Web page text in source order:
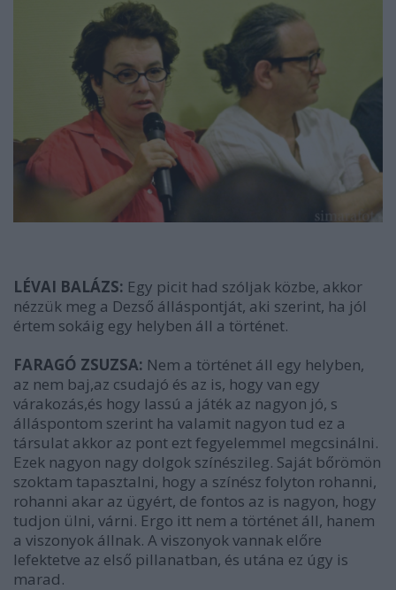
LÉVAI BALÁZS: Egy picit had szóljak közbe, akkor
nézzük meg a Dezső álláspontját, aki szerint, ha jól
értem sokáig egy helyben áll a történet.
FARAGÓ ZSUZSA: Nem a történet áll egy helyben,
az nem baj,az csudajó és az is, hogy van egy
várakozás,és hogy lassú a játék az nagyon jó, s
álláspontom szerint ha valamit nagyon tud ez a
társulat akkor az pont ezt fegyelemmel megcsinálni.
Ezek nagyon nagy dolgok színészileg. Saját bőrömön
szoktam tapasztalni, hogy a színész folyton rohanni,
rohanni akar az ügyért, de fontos az is nagyon, hogy
tudjon ülni, várni. Ergo itt nem a történet áll, hanem
a viszonyok állnak. A viszonyok vannak előre
lefektetve az első pillanatban, és utána ez úgy is
marad.